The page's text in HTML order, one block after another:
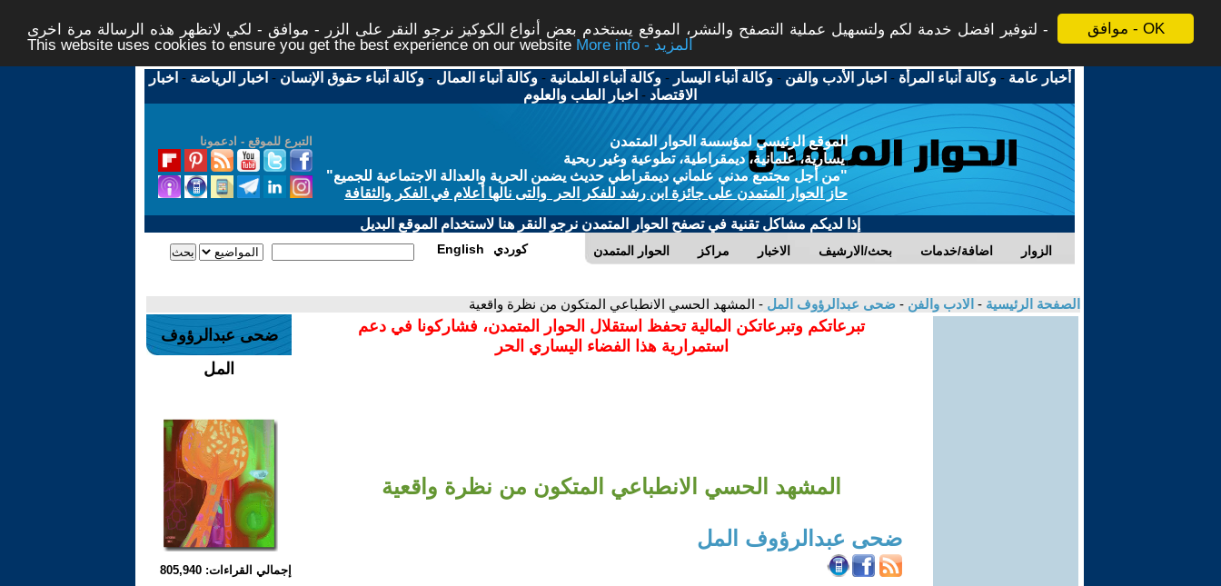
موافق - OK
لتوفير افضل خدمة لكم ولتسهيل عملية التصفح والنشر، الموقع يستخدم بعض أنواع الكوكيز نرجو النقر على الزر - موافق - لكي لاتظهر هذه الرسالة مرة اخرى -
This website uses cookies to ensure you get the best experience on our website
More info - المزيد
أخبار عامة -وكالة أنباء المرأة - اخبار الأدب والفن -وكالة أنباء اليسار -وكالة أنباء العلمانية -وكالة أنباء العمال -وكالة أنباء حقوق الإنسان - اخبار الرياضة - اخبار
الاقتصاد - اخبار الطب والعلوم
التبرع للموقع - ادعمونا
الموقع الرئيسي لمؤسسة الحوار المتمدن
يسارية، علمانية، ديمقراطية، تطوعية وغير ربحية
"من أجل مجتمع مدني علماني ديمقراطي حديث يضمن الحرية والعدالة الاجتماعية للجميع"
حاز الحوار المتمدن على جائزة ابن رشد للفكر الحر والتى نالها أعلام في الفكر والثقافة
إذا لديكم مشاكل تقنية في تصفح الحوار المتمدن نرجو النقر هنا لاستخدام الموقع البديل
الحوار المتمدن مراكز الاخبار بحث/الارشيف اضافة/خدمات الزوار English كوردي
الصفحة الرئيسية - الادب والفن - ضحى عبدالرؤوف المل - المشهد الحسي الانطباعي المتكون من نظرة واقعية
تبرعاتكم وتبرعاتكن المالية تحفظ استقلال الحوار المتمدن، فشاركونا في دعم
استمرارية هذا الفضاء اليساري الحر
المشهد الحسي الانطباعي المتكون من نظرة واقعية
ضحى عبدالرؤوف المل
ضحى عبدالرؤوف
المل
إجمالي القراءات: 805,940